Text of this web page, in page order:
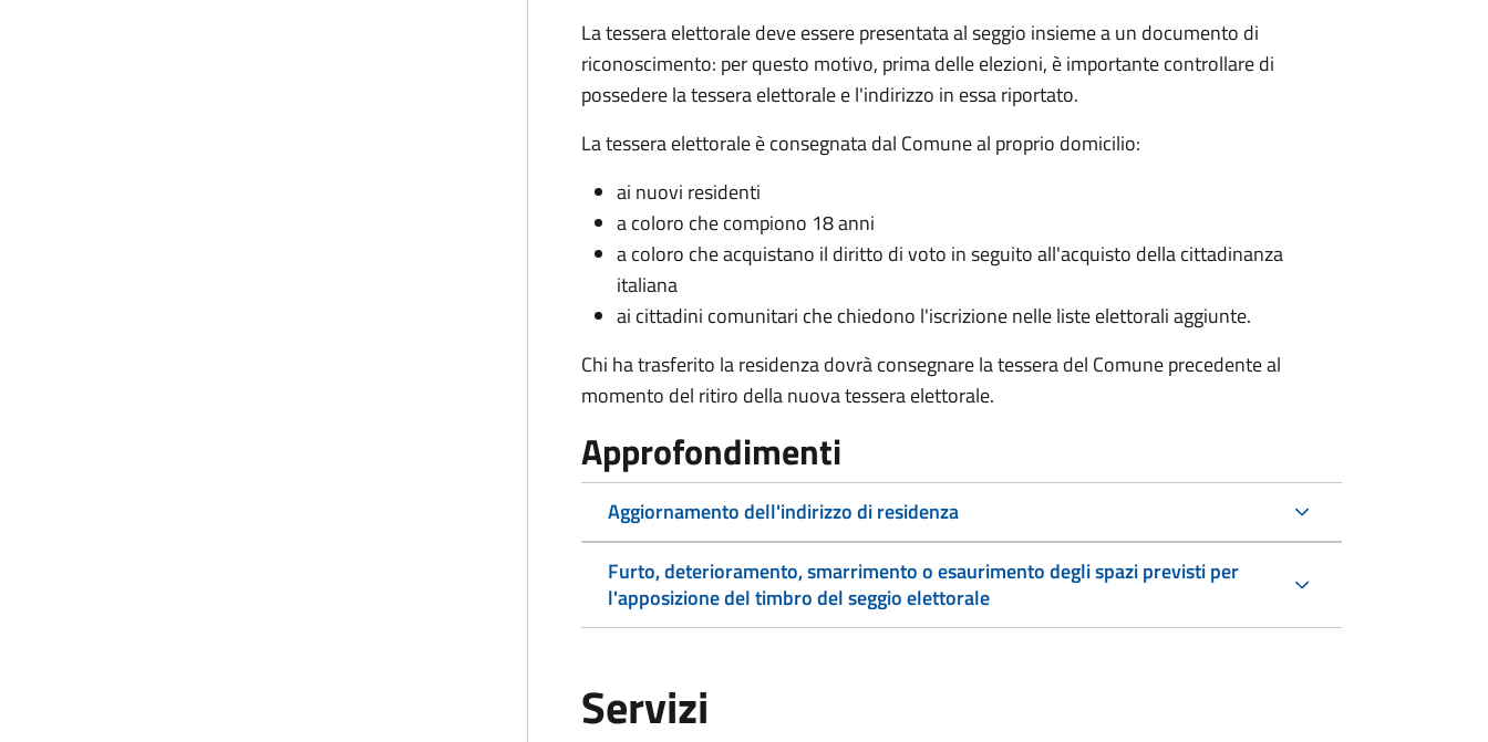
La tessera elettorale deve essere presentata al seggio insieme a un documento di
riconoscimento: per questo motivo, prima delle elezioni, è importante controllare di
possedere la tessera elettorale e l'indirizzo in essa riportato.
La tessera elettorale è consegnata dal Comune al proprio domicilio:
ai nuovi residenti
a coloro che compiono 18 anni
a coloro che acquistano il diritto di voto in seguito all'acquisto della cittadinanza
italiana
ai cittadini comunitari che chiedono l'iscrizione nelle liste elettorali aggiunte.
Chi ha trasferito la residenza dovrà consegnare la tessera del Comune precedente al
momento del ritiro della nuova tessera elettorale.
Approfondimenti
Aggiornamento dell'indirizzo di residenza
Furto, deterioramento, smarrimento o esaurimento degli spazi previsti per
l'apposizione del timbro del seggio elettorale
Servizi